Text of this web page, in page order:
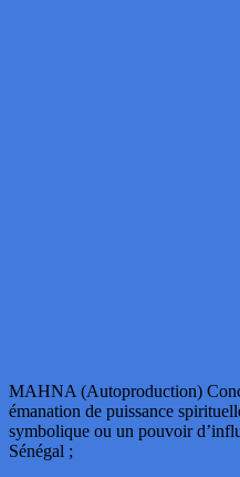
MAHNA (Autoproduction)
émanation de puissance
symbolique ou un pouvoir
Sénégal ;